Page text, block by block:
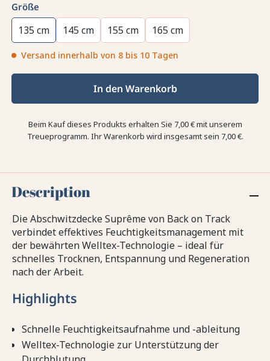
Größe
135 cm 145 cm 155 cm 165 cm
Versand innerhalb von 8 bis 10 Tagen
In den Warenkorb
Beim Kauf dieses Produkts erhalten Sie 7,00 €mit unserem
Treueprogramm. Ihr Warenkorb wird insgesamt sein 7,00 €.
Description
Die Abschwitzdecke Suprême von Back on Track
verbindet effektives Feuchtigkeitsmanagement mit
der bewährten Welltex-Technologie – ideal für
schnelles Trocknen, Entspannung und Regeneration
nach der Arbeit.
Highlights
Schnelle Feuchtigkeitsaufnahme und -ableitung
Welltex-Technologie zur Unterstützung der